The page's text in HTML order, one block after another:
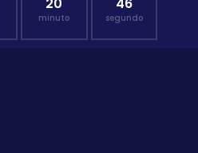
minuto segundo